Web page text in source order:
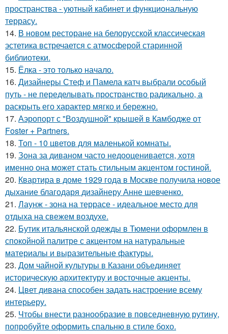
пространства - уютный кабинет и функциональную
террасу.
14. В новом ресторане на белорусской классическая
эстетика встречается с атмосферой старинной
библиотеки.
15. Ёлка - это только начало.
16. Дизайнеры Стеф и Памела катч выбрали особый
путь - не переделывать пространство радикально, а
раскрыть его характер мягко и бережно.
17. Аэропорт с "Воздушной" крышей в Камбодже от
Foster + Partners.
18. Топ - 10 цветов для маленькой комнаты.
19. Зона за диваном часто недооценивается, хотя
именно она может стать стильным акцентом гостиной.
20. Квартира в доме 1929 года в Москве получила новое
дыхание благодаря дизайнеру Анне шевченко.
21. Лаунж - зона на террасе - идеальное место для
отдыха на свежем воздухе.
22. Бутик итальянской одежды в Тюмени оформлен в
спокойной палитре с акцентом на натуральные
материалы и выразительные фактуры.
23. Дом чайной культуры в Казани объединяет
историческую архитектуру и восточные акценты.
24. Цвет дивана способен задать настроение всему
интерьеру.
25. Чтобы внести разнообразие в повседневную рутину,
попробуйте оформить спальню в стиле бохо.